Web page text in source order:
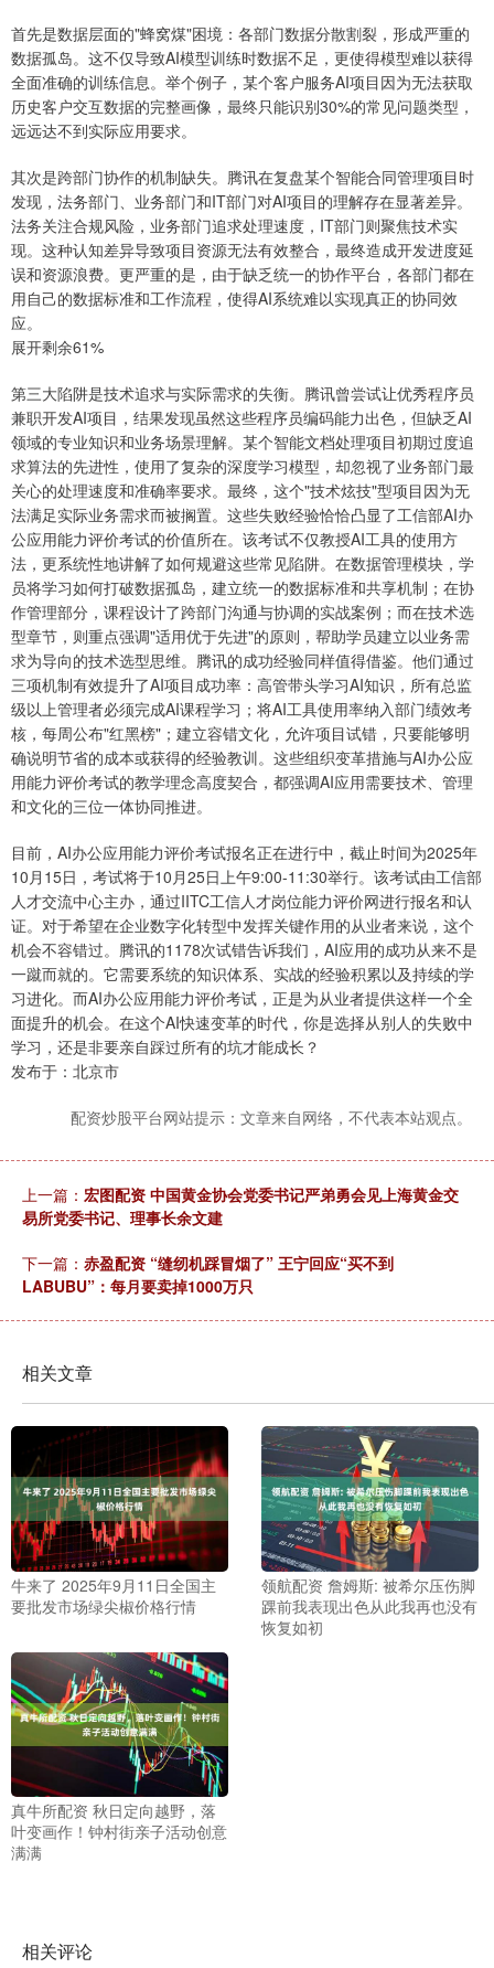
首先是数据层面的"蜂窝煤"困境：各部门数据分散割裂，形成严重的
数据孤岛。这不仅导致AI模型训练时数据不足，更使得模型难以获得
全面准确的训练信息。举个例子，某个客户服务AI项目因为无法获取
历史客户交互数据的完整画像，最终只能识别30%的常见问题类型，
远远达不到实际应用要求。
其次是跨部门协作的机制缺失。腾讯在复盘某个智能合同管理项目时
发现，法务部门、业务部门和IT部门对AI项目的理解存在显著差异。
法务关注合规风险，业务部门追求处理速度，IT部门则聚焦技术实
现。这种认知差异导致项目资源无法有效整合，最终造成开发进度延
误和资源浪费。更严重的是，由于缺乏统一的协作平台，各部门都在
用自己的数据标准和工作流程，使得AI系统难以实现真正的协同效
应。
展开剩余61%
第三大陷阱是技术追求与实际需求的失衡。腾讯曾尝试让优秀程序员
兼职开发AI项目，结果发现虽然这些程序员编码能力出色，但缺乏AI
领域的专业知识和业务场景理解。某个智能文档处理项目初期过度追
求算法的先进性，使用了复杂的深度学习模型，却忽视了业务部门最
关心的处理速度和准确率要求。最终，这个"技术炫技"型项目因为无
法满足实际业务需求而被搁置。这些失败经验恰恰凸显了工信部AI办
公应用能力评价考试的价值所在。该考试不仅教授AI工具的使用方
法，更系统性地讲解了如何规避这些常见陷阱。在数据管理模块，学
员将学习如何打破数据孤岛，建立统一的数据标准和共享机制；在协
作管理部分，课程设计了跨部门沟通与协调的实战案例；而在技术选
型章节，则重点强调"适用优于先进"的原则，帮助学员建立以业务需
求为导向的技术选型思维。腾讯的成功经验同样值得借鉴。他们通过
三项机制有效提升了AI项目成功率：高管带头学习AI知识，所有总监
级以上管理者必须完成AI课程学习；将AI工具使用率纳入部门绩效考
核，每周公布"红黑榜"；建立容错文化，允许项目试错，只要能够明
确说明节省的成本或获得的经验教训。这些组织变革措施与AI办公应
用能力评价考试的教学理念高度契合，都强调AI应用需要技术、管理
和文化的三位一体协同推进。
目前，AI办公应用能力评价考试报名正在进行中，截止时间为2025年
10月15日，考试将于10月25日上午9:00-11:30举行。该考试由工信部
人才交流中心主办，通过IITC工信人才岗位能力评价网进行报名和认
证。对于希望在企业数字化转型中发挥关键作用的从业者来说，这个
机会不容错过。腾讯的1178次试错告诉我们，AI应用的成功从来不是
一蹴而就的。它需要系统的知识体系、实战的经验积累以及持续的学
习进化。而AI办公应用能力评价考试，正是为从业者提供这样一个全
面提升的机会。在这个AI快速变革的时代，你是选择从别人的失败中
学习，还是非要亲自踩过所有的坑才能成长？
发布于：北京市
配资炒股平台网站提示：文章来自网络，不代表本站观点。
上一篇： 宏图配资 中国黄金协会党委书记严弟勇会见上海黄金交
易所党委书记、理事长余文建
下一篇： 赤盈配资 “缝纫机踩冒烟了” 王宁回应“买不到
LABUBU”：每月要卖掉1000万只
相关文章
牛来了 2025年9月11日全国主
要批发市场绿尖椒价格行情
领航配资 詹姆斯: 被希尔压伤脚
踝前我表现出色从此我再也没有
恢复如初
真牛所配资 秋日定向越野，落
叶变画作！钟村街亲子活动创意
满满
相关评论